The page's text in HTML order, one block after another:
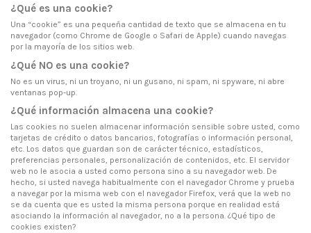
¿Qué es una cookie?
Una “cookie” es una pequeña cantidad de texto que se almacena en tu
navegador (como Chrome de Google o Safari de Apple) cuando navegas
por la mayoría de los sitios web.
¿Qué NO es una cookie?
No es un virus, ni un troyano, ni un gusano, ni spam, ni spyware, ni abre
ventanas pop-up.
¿Qué información almacena una cookie?
Las cookies no suelen almacenar información sensible sobre usted, como
tarjetas de crédito o datos bancarios, fotografías o información personal,
etc. Los datos que guardan son de carácter técnico, estadísticos,
preferencias personales, personalización de contenidos, etc. El servidor
web no le asocia a usted como persona sino a su navegador web. De
hecho, si usted navega habitualmente con el navegador Chrome y prueba
a navegar por la misma web con el navegador Firefox, verá que la web no
se da cuenta que es usted la misma persona porque en realidad está
asociando la información al navegador, no a la persona. ¿Qué tipo de
cookies existen?